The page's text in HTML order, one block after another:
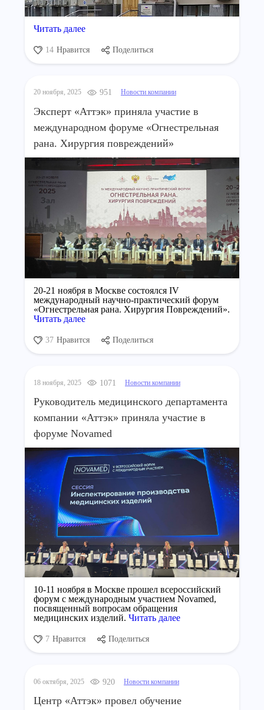
Читать далее
14 Нравится Поделиться
20 ноября, 2025 951 Новости компании
Эксперт «Аттэк» приняла участие в
международном форуме «Огнестрельная
рана. Хирургия повреждений»
20-21 ноября в Москве состоялся IV
международный научно-практический форум
«Огнестрельная рана. Хирургия Повреждений».
Читать далее
37 Нравится Поделиться
18 ноября, 2025 1071 Новости компании
Руководитель медицинского департамента
компании «Аттэк» приняла участие в
форуме Novamed
10-11 ноября в Москве прошел всероссийский
форум с международным участием Novamed,
посвященный вопросам обращения
медицинских изделий. Читать далее
7 Нравится Поделиться
06 октября, 2025 920 Новости компании
Центр «Аттэк» провел обучение